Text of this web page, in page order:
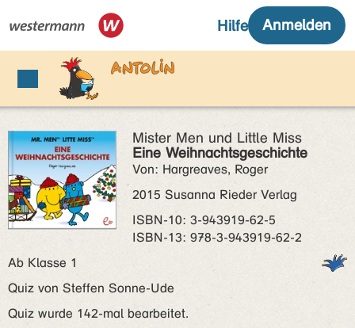
Mister Men und Little Miss
Eine Weihnachtsgeschichte
Von: Hargreaves, Roger
2015 Susanna Rieder Verlag
ISBN‑10: 3-943919-62-5
ISBN‑13: 978-3-943919-62-2
Ab Klasse 1
Quiz von Steffen Sonne-Ude
Quiz wurde 142-mal bearbeitet.